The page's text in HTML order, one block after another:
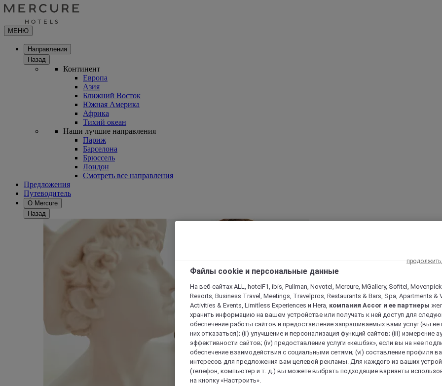
МЕНЮ
Направления
Назад
Континент
Европа
Азия
Ближний Восток
Южная Америка
Африка
Тихий океан
Наши лучшие направления
Париж
Барселона
Брюссель
Лондон
Смотреть все направления
Предложения
Путеводитель
О Mercure
Назад
Файлы cookie и персональные данные
На веб-сайтах ALL, hotelF1, ibis, Pullman, Novotel, Mercure, MGallery, Sofitel,
Resorts, Business Travel, Meetings, Travelpros, Restaurants & Bars, Spa, Apartments &
Activities & Events, Limitless Experiences и Hera, компания Accor и ее партнеры
хранить информацию на вашем устройстве или получать к ней доступ для
обеспечение работы сайтов и предоставление запрашиваемых вами услуг (вы
них отказаться); (ii) улучшение и персонализация функций сайтов; (iii) измерение
эффективности сайтов; (iv) предоставление услуги «кешбэк», если вы на нее
обеспечение взаимодействия с социальными сетями; (vi) составление профиля
интересов для предложения вам целевой рекламы. Для каждого из ваших
(телефон, компьютер и т. д.) вы можете выбрать подходящие варианты
на кнопку «Настроить».